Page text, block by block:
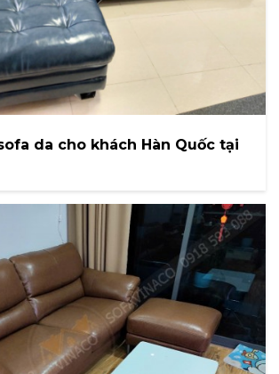
da cho khách Hàn Quốc tại